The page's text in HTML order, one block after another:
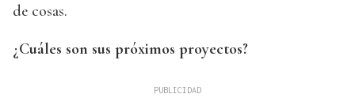
de cosas.
¿Cuáles son sus próximos proyectos?